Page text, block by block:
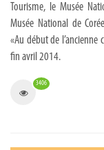
Tourisme, le Musée
Musée National de
«Au début de l’ancienne
fin avril 2014.
3406